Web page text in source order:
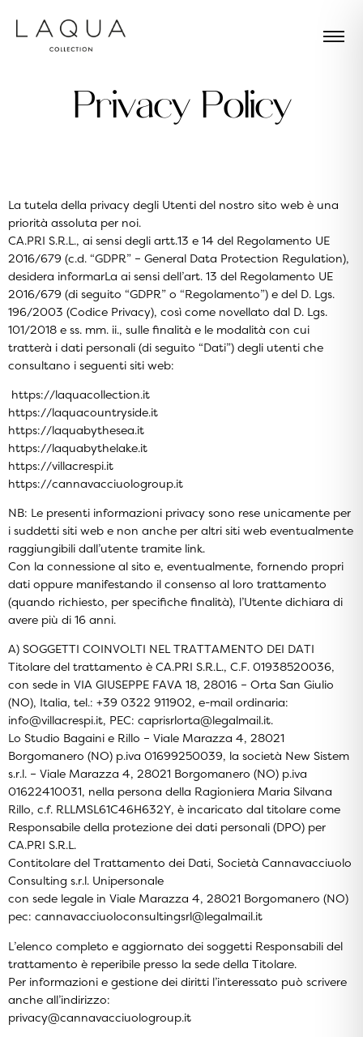
Privacy Policy
La tutela della privacy degli Utenti del nostro sito web è una
priorità assoluta per noi.
CA.PRI S.R.L., ai sensi degli artt.13 e 14 del Regolamento UE
2016/679 (c.d. “GDPR” – General Data Protection Regulation),
desidera informarLa ai sensi dell’art. 13 del Regolamento UE
2016/679 (di seguito “GDPR” o “Regolamento”) e del D. Lgs.
196/2003 (Codice Privacy), così come novellato dal D. Lgs.
101/2018 e ss. mm. ii., sulle finalità e le modalità con cui
tratterà i dati personali (di seguito “Dati”) degli utenti che
consultano i seguenti siti web:
https://laquacollection.it
https://laquacountryside.it
https://laquabythesea.it
https://laquabythelake.it
https://villacrespi.it
https://cannavacciuologroup.it
NB: Le presenti informazioni privacy sono rese unicamente per
i suddetti siti web e non anche per altri siti web eventualmente
raggiungibili dall’utente tramite link.
Con la connessione al sito e, eventualmente, fornendo propri
dati oppure manifestando il consenso al loro trattamento
(quando richiesto, per specifiche finalità), l’Utente dichiara di
avere più di 16 anni.
A) SOGGETTI COINVOLTI NEL TRATTAMENTO DEI DATI
Titolare del trattamento è CA.PRI S.R.L., C.F. 01938520036,
con sede in VIA GIUSEPPE FAVA 18, 28016 – Orta San Giulio
(NO), Italia, tel.: +39 0322 911902, e-mail ordinaria:
info@villacrespi.it, PEC: caprisrlorta@legalmail.it.
Lo Studio Bagaini e Rillo – Viale Marazza 4, 28021
Borgomanero (NO) p.iva 01699250039, la società New Sistem
s.r.l. – Viale Marazza 4, 28021 Borgomanero (NO) p.iva
01622410031, nella persona della Ragioniera Maria Silvana
Rillo, c.f. RLLMSL61C46H632Y, è incaricato dal titolare come
Responsabile della protezione dei dati personali (DPO) per
CA.PRI S.R.L.
Contitolare del Trattamento dei Dati, Società Cannavacciuolo
Consulting s.r.l. Unipersonale
con sede legale in Viale Marazza 4, 28021 Borgomanero (NO)
pec: cannavacciuoloconsultingsrl@legalmail.it
L’elenco completo e aggiornato dei soggetti Responsabili del
trattamento è reperibile presso la sede della Titolare.
Per informazioni e gestione dei diritti l’interessato può scrivere
anche all’indirizzo:
privacy@cannavacciuologroup.it